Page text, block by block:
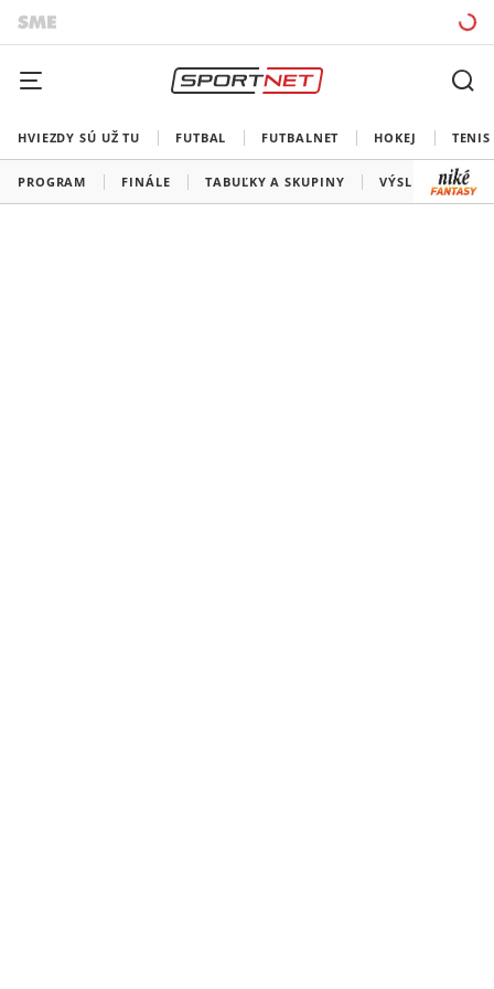
HVIEZDY SÚ UŽ TU FUTBAL FUTBALNET HOKEJ TENIS
PROGRAM FINÁLE TABUĽKY A SKUPINY VÝSLEDKY